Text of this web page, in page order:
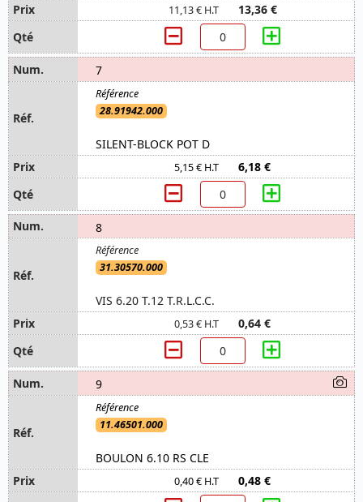
11,13 € H.T 13,36 €
7
28.91942.000
SILENT-BLOCK POT D
5,15 € H.T 6,18 €
8
31.30570.000
VIS 6.20 T.12 T.R.L.C.C.
0,53 € H.T 0,64 €
9
11.46501.000
BOULON 6.10 RS CLE
0,40 € H.T 0,48 €